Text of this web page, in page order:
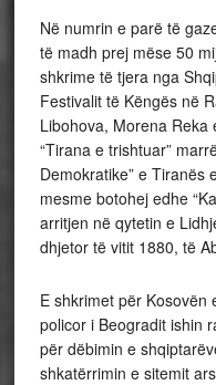
Në numrin e parë të
të madh prej mëse 50
shkrime të tjera nga
Festivalit të Këngës në
Libohova, Morena
“Tirana e trishtuar”
Demokratike” e Tiranës
mesme botohej edhe
arritjen në qytetin e
dhjetor të vitit 1880, të
E shkrimet për Kosovën
policor i Beogradit ishin
për dëbimin e
shkatërrimin e sitemit